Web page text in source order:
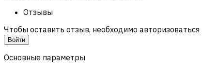
Отзывы
Чтобы оставить отзыв, необходимо авторизоваться
Войти
Основные параметры